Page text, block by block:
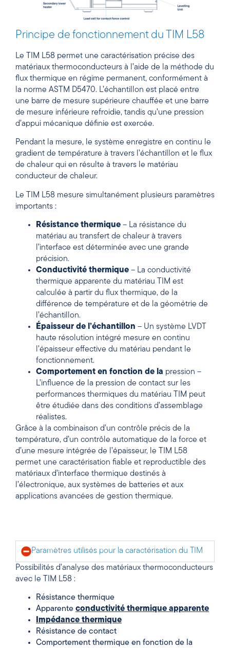
Principe de fonctionnement du TIM L58
Le TIM L58 permet une caractérisation précise des
matériaux thermoconducteurs à l’aide de la méthode du
flux thermique en régime permanent, conformément à
la norme ASTM D5470. L’échantillon est placé entre
une barre de mesure supérieure chauffée et une barre
de mesure inférieure refroidie, tandis qu’une pression
d’appui mécanique définie est exercée.
Pendant la mesure, le système enregistre en continu le
gradient de température à travers l’échantillon et le flux
de chaleur qui en résulte à travers le matériau
conducteur de chaleur.
Le TIM L58 mesure simultanément plusieurs paramètres
importants :
Résistance thermique – La résistance du
matériau au transfert de chaleur à travers
l’interface est déterminée avec une grande
précision.
Conductivité thermique – La conductivité
thermique apparente du matériau TIM est
calculée à partir du flux thermique, de la
différence de température et de la géométrie de
l’échantillon.
Épaisseur de l’échantillon – Un système LVDT
haute résolution intégré mesure en continu
l’épaisseur effective du matériau pendant le
fonctionnement.
Comportement en fonction de la pression –
L’influence de la pression de contact sur les
performances thermiques du matériau TIM peut
être étudiée dans des conditions d’assemblage
réalistes.
Grâce à la combinaison d’un contrôle précis de la
température, d’un contrôle automatique de la force et
d’une mesure intégrée de l’épaisseur, le TIM L58
permet une caractérisation fiable et reproductible des
matériaux d’interface thermique destinés à
l’électronique, aux systèmes de batteries et aux
applications avancées de gestion thermique.
Paramètres utilisés pour la caractérisation du TIM
Possibilités d’analyse des matériaux thermoconducteurs
avec le TIM L58 :
Résistance thermique
Apparente conductivité thermique apparente
Impédance thermique
Résistance de contact
Comportement thermique en fonction de la